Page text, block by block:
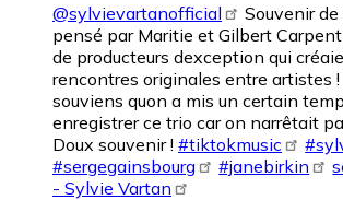
@sylvievartanofficial
Souvenir de
pensé par Maritie et Gilbert
de producteurs dexception qui
rencontres originales entre artistes !
souviens quon a mis un certain
enregistrer ce trio car on narrêtait
Doux souvenir ! #tiktokmusic
#sergegainsbourg
#janebirkin
- Sylvie Vartan